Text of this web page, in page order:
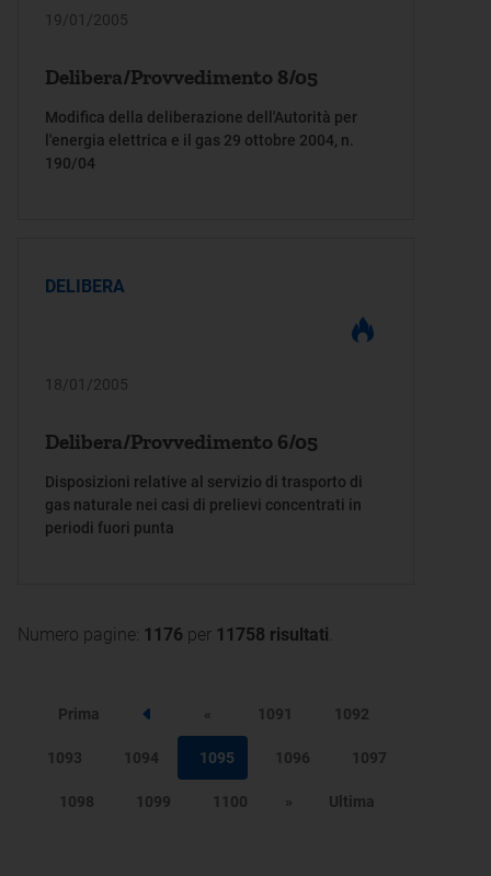
19/01/2005
Delibera/Provvedimento 8/05
Modifica della deliberazione dell'Autorità per
l'energia elettrica e il gas 29 ottobre 2004, n.
190/04
DELIBERA
18/01/2005
Delibera/Provvedimento 6/05
Disposizioni relative al servizio di trasporto di
gas naturale nei casi di prelievi concentrati in
periodi fuori punta
Numero pagine: 1176 per 11758 risultati.
Prima
Step precedente
« 1091 1092
1093 1094 1095 1096 1097
1098 1099 1100 » Ultima